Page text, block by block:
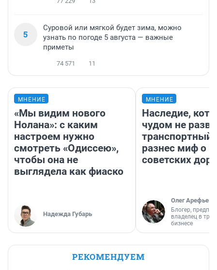
5
Суровой или мягкой будет зима, можно
узнать по погоде 5 августа — важные
приметы
74 571 11
МНЕНИЕ
«Мы видим нового
Нолана»: с каким
настроем нужно
смотреть «Одиссею»,
чтобы она не
выглядела как фиаско
Надежда Губарь
МНЕНИЕ
Наследие,
чудом не
транспортный
разнес миф о
советских
Олег Арефьев
Блогер,
владелец в
бизнесе
РЕКОМЕНДУЕМ